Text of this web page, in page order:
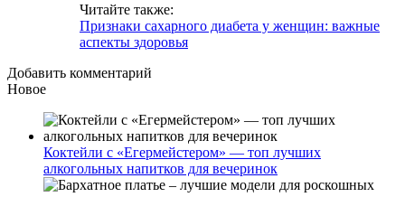
Читайте также:
Признаки сахарного диабета у женщин: важные
аспекты здоровья
Добавить комментарий
Новое
Коктейли с «Егермейстером» — топ лучших
алкогольных напитков для вечеринок